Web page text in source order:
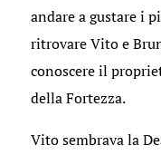
andare a gustare i
ritrovare Vito e
conoscere il
della Fortezza.
Vito sembrava la